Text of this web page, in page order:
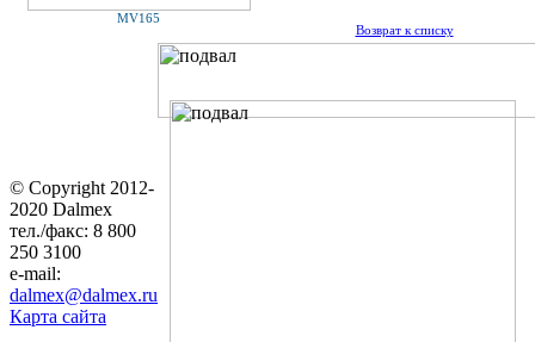
MV165
Возврат к списку
© Copyright 2012-
2020 Dalmex
тел./факс: 8 800
250 3100
e-mail:
dalmex@dalmex.ru
Карта сайта